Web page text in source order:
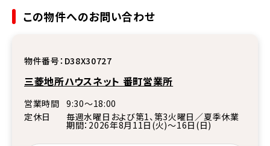
この物件へのお問い合わせ
物件番号： D38X30727
三菱地所ハウスネット 番町営業所
営業時間 9:30～18:00
定休日
毎週水曜日および第1、第3火曜日／夏季休業
期間：2026年8月11日(火)～16日(日)